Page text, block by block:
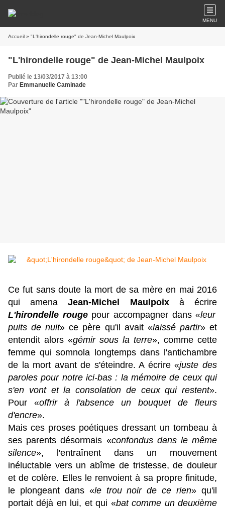
MENU
Accueil » "L'hirondelle rouge" de Jean-Michel Maulpoix
"L'hirondelle rouge" de Jean-Michel Maulpoix
Publié le 13/03/2017 à 13:00
Par Emmanuelle Caminade
Ce fut sans doute la mort de sa mère en mai 2016
qui amena
Jean-Michel Maulpoixà écrire
L'hirondelle rougepour accompagner dans «leur
puits de nuit» ce père qu'il avait «laissé partir» et
entendit alors «gémir sous la terre», comme cette
femme qui somnola longtemps dans l'antichambre
de la mort avant de s'éteindre. A écrire «juste des
paroles pour notre ici-bas : la mémoire de ceux qui
s'en vont et la consolation de ceux qui restent».
Pour «offrir à l'absence un bouquet de fleurs
d'encre».
Mais ces proses poétiques dressant un tombeau à
ses parents désormais «confondus dans le même
silence», l'entraînent dans un mouvement
inéluctable vers un abîme de tristesse, de douleur
et de colère. Elles le renvoient à sa propre finitude,
le plongeant dans «le trou noir de ce rien» qu'il
portait déjà en lui, et qui «bat comme un deuxième